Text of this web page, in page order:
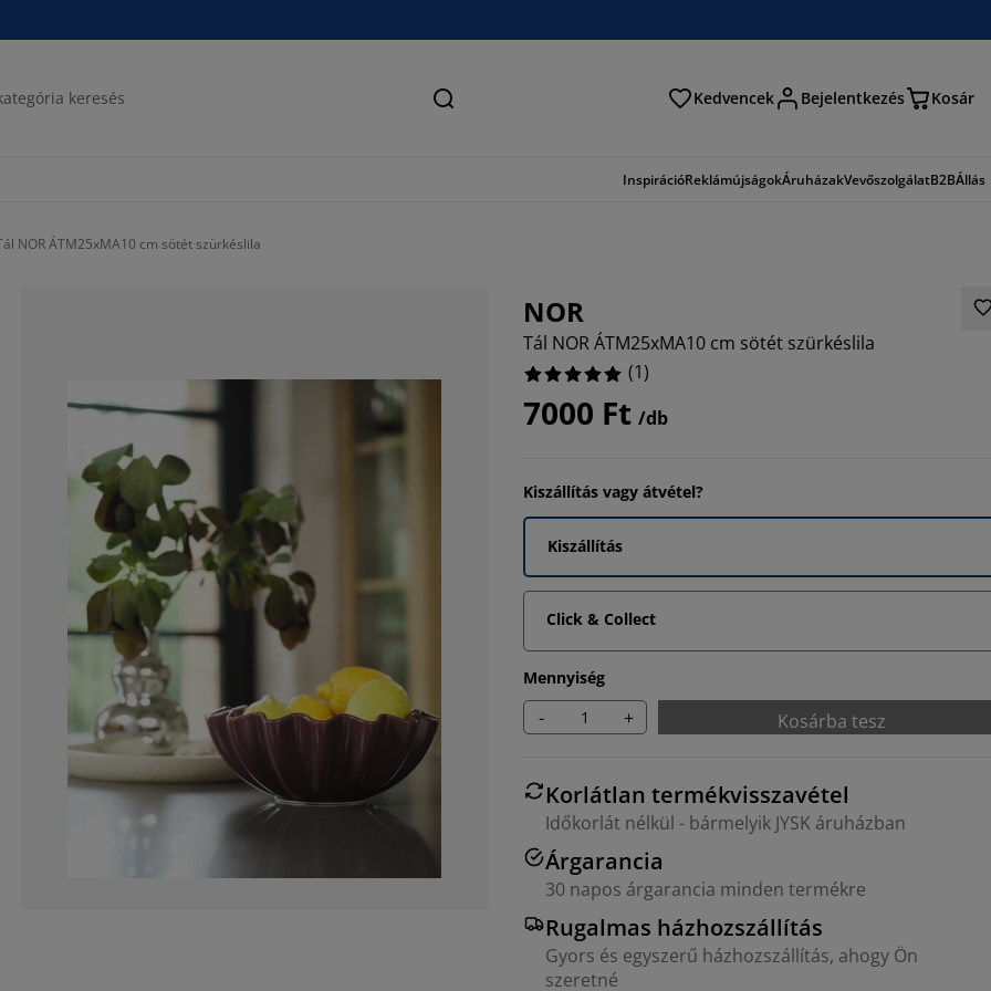
Keresés Kedvencek Bejelentkezés Kosár
InspirációReklámújságokÁruházakVevőszolgálatB2BÁllás
NOR ÁTM25xMA10 cm sötét szürkéslila
NOR
Tál NOR ÁTM25xMA10 cm sötét szürkéslila
(1)
7000 Ft /db
Kiszállítás vagy átvétel?
Kiszállítás
Click & Collect
Mennyiség
- + Kosárba tesz
Korlátlan termékvisszavétel
Időkorlát nélkül - bármelyik JYSK áruházban
Árgarancia
30 napos árgarancia minden termékre
Rugalmas házhozszállítás
Gyors és egyszerű házhozszállítás, ahogy Ön
szeretné